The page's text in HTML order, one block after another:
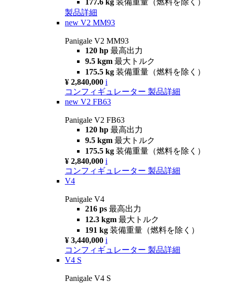
177.6 kg 装備重量（燃料を除く）
製品詳細
new V2 MM93
Panigale V2 MM93
120 hp 最高出力
9.5 kgm 最大トルク
175.5 kg 装備重量（燃料を除く）
¥ 2,840,000 i
コンフィギュレーター 製品詳細
new V2 FB63
Panigale V2 FB63
120 hp 最高出力
9.5 kgm 最大トルク
175.5 kg 装備重量（燃料を除く）
¥ 2,840,000 i
コンフィギュレーター 製品詳細
V4
Panigale V4
216 ps 最高出力
12.3 kgm 最大トルク
191 kg 装備重量（燃料を除く）
¥ 3,440,000 i
コンフィギュレーター 製品詳細
V4 S
Panigale V4 S